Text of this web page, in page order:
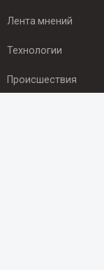
Лента мнений
Технологии
Происшествия